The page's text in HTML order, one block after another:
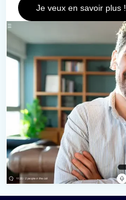
Je veux en savoir plus !